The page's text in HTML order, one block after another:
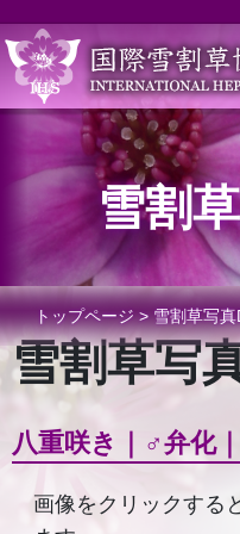
雪割
雪割草写
八重咲き｜♂弁化
画像をクリックする
トップページ> 雪割草写真